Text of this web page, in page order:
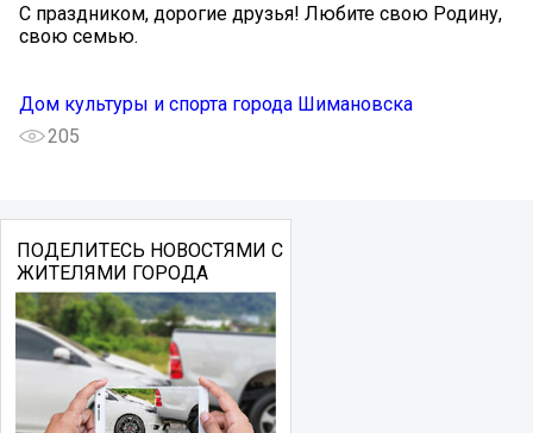
С праздником, дорогие друзья! Любите свою Родину,
свою семью.
Дом культуры и спорта города Шимановска
205
ПОДЕЛИТЕСЬ НОВОСТЯМИ С
ЖИТЕЛЯМИ ГОРОДА